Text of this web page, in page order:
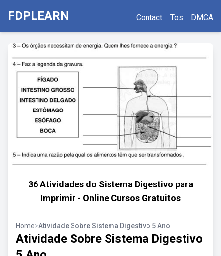
FDPLEARN Contact Tos DMCA
36 Atividades do Sistema Digestivo para
Imprimir - Online Cursos Gratuitos
Home>Atividade Sobre Sistema Digestivo 5 Ano
Atividade Sobre Sistema Digestivo